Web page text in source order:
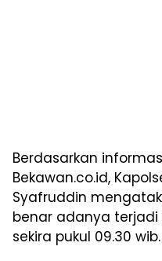
Berdasarkan
Bekawan.co.id,
Syafruddin
benar adanya terjadi
sekira pukul 09.30 wib.